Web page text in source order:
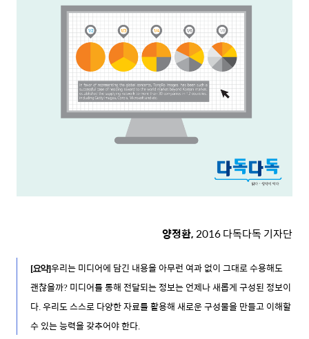
양정환,2016 다독다독 기자단
[요약]우리는 미디어에 담긴 내용을 아무런 여과 없이 그대로 수용해도
괜찮을까? 미디어를 통해 전달되는 정보는 언제나 새롭게 구성된 정보이
다. 우리도 스스로 다양한 자료를 활용해 새로운 구성물을 만들고 이해할
수 있는 능력을 갖추어야 한다.